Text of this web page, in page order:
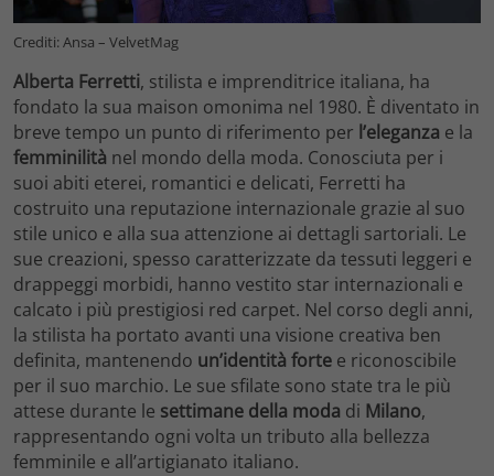
Crediti: Ansa – VelvetMag
Alberta Ferretti, stilista e imprenditrice italiana, ha
fondato la sua maison omonima nel 1980. È diventato in
breve tempo un punto di riferimento per l’eleganza e la
femminilità nel mondo della moda. Conosciuta per i
suoi abiti eterei, romantici e delicati, Ferretti ha
costruito una reputazione internazionale grazie al suo
stile unico e alla sua attenzione ai dettagli sartoriali. Le
sue creazioni, spesso caratterizzate da tessuti leggeri e
drappeggi morbidi, hanno vestito star internazionali e
calcato i più prestigiosi red carpet. Nel corso degli anni,
la stilista ha portato avanti una visione creativa ben
definita, mantenendo un’identità forte e riconoscibile
per il suo marchio. Le sue sfilate sono state tra le più
attese durante le settimane della moda di Milano,
rappresentando ogni volta un tributo alla bellezza
femminile e all’artigianato italiano.